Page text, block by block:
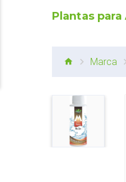
Plantas
Marca